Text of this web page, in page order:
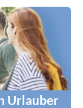
Urlauber